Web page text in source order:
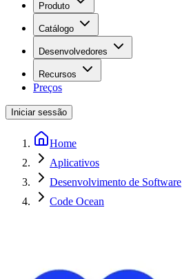
Produto
Catálogo
Desenvolvedores
Recursos
Preços
Iniciar sessão
Home
Aplicativos
Desenvolvimento de Software
Code Ocean